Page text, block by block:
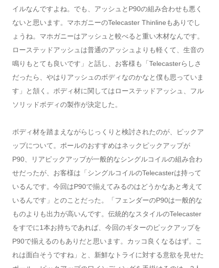
イルなんですよね。でも、アッシュとP90の組み合わせも悪く
ないと思います。マホガニーのTelecaster Thinlineもありでし
ょうね。マホガニーはアッシュと較べると重い木材なんです。
ローステッドアッシュは普通のアッシュよりも軽くて、生音の
鳴りもとても良いです」と話し、お客様も「Telecasterらしさ
だったら、やはりアッシュのボディなのかなと僕も思っていま
す」と頷く。ボディ材に関してはローステッドアッシュ、フル
ソリッドボディの製作が決定した。
ボディ材を踏まえながらじっくりと検討されたのが、ピックア
ップについて。ポールのおすすめはネックピックアップが
P90、リアピックアップが一般的なシングルコイルの組み合わ
せだったが、お客様は「シングルコイルのTelecasterは持って
いるんです。今回はP90で揃えてみるのはどうかなあと考えて
いるんです」とのことだった。「フェンダーのP90は一般的な
ものよりも出力が高いんです。伝統的なスタイルのTelecaster
をすでに1本お持ちであれば、今回のギターのピックアップを
P90で揃えるのもありだと思います。カッコ良くなるはず。こ
れは面白そうですね」と、新鮮なトライに対する意欲を見せた